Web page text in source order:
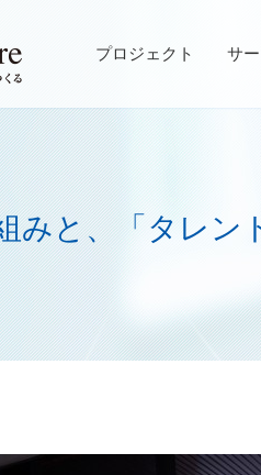
プロジェクト サ
みと、「タレン